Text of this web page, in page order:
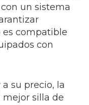
un sistema
compatible
con
su precio, la
mejor silla de